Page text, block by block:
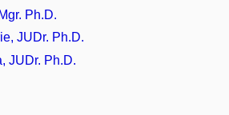
Ph.D.
JUDr. Ph.D.
JUDr. Ph.D.